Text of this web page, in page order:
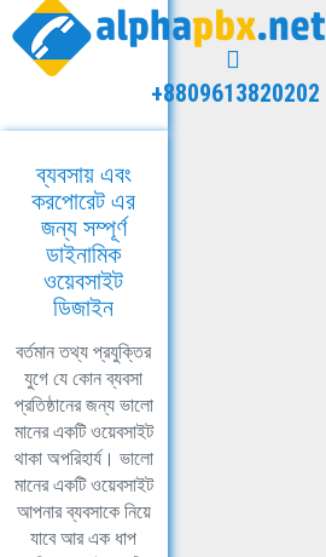
+8809613820202
ব্যবসায় এবং
করপোরেট এর
জন্য সম্পূর্ণ
ডাইনামিক
ওয়েবসাইট
ডিজাইন
বর্তমান তথ্য প্রযুক্তির
যুগে যে কোন ব্যবসা
প্রতিষ্ঠানের জন্য ভালো
মানের একটি ওয়েবসাইট
থাকা অপরিহার্য। ভালো
মানের একটি ওয়েবসাইট
আপনার ব্যবসাকে নিয়ে
যাবে আর এক ধাপ